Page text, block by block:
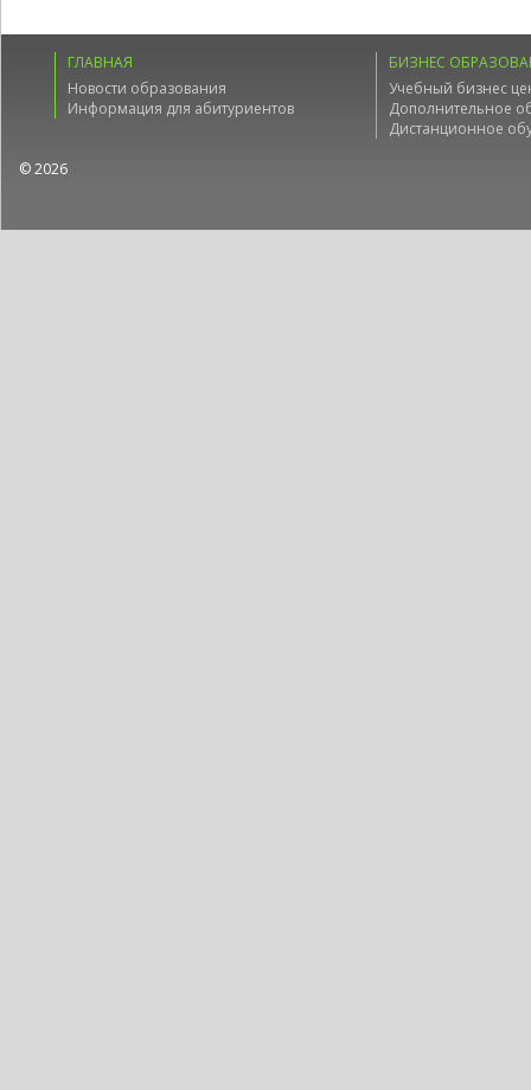
ГЛАВНАЯ
Новости образования
Информация для абитуриентов
БИЗНЕС
Учебный бизнес
Дополнительное
Дистанционное
© 2026